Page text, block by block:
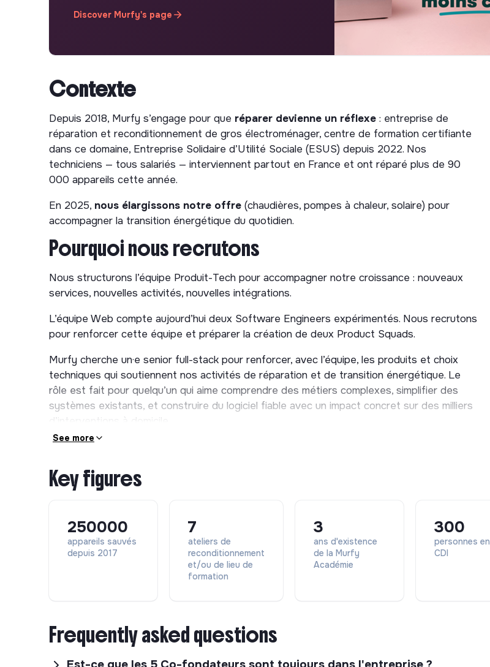
Discover Murfy's page
Contexte
Depuis 2018, Murfy s’engage pour que réparer devienne un réflexe : entreprise de
réparation et reconditionnement de gros électroménager, centre de formation certifiante
dans ce domaine, Entreprise Solidaire d’Utilité Sociale (ESUS) depuis 2022. Nos
techniciens — tous salariés — interviennent partout en France et ont réparé plus de 90
000 appareils cette année.
En 2025, nous élargissons notre offre (chaudières, pompes à chaleur, solaire) pour
accompagner la transition énergétique du quotidien.
Pourquoi nous recrutons
Nous structurons l’équipe Produit-Tech pour accompagner notre croissance : nouveaux
services, nouvelles activités, nouvelles intégrations.
L’équipe Web compte aujourd’hui deux Software Engineers expérimentés. Nous recrutons
pour renforcer cette équipe et préparer la création de deux Product Squads.
Murfy cherche un·e senior full-stack pour renforcer, avec l’équipe, les produits et choix
techniques qui soutiennent nos activités de réparation et de transition énergétique. Le
rôle est fait pour quelqu’un qui aime comprendre des métiers complexes, simplifier des
systèmes existants, et construire du logiciel fiable avec un impact concret sur des milliers
d’interventions à domicile.
Vous rejoindrez une équipe qui connaît ses systèmes, travaille avec exigence, et cherche
Nous ne vous promettons pas la simplicité : notre cœur applicatif a 7 ans. Il est robuste,
L’enjeu n’est pas de tout réécrire, mais de le faire évoluer intelligemment : clarifier les
frontières, simplifier les flux critiques, améliorer la qualité et accompagner les nouveaux
métiers.
Nos produits et systèmes
L’équipe développe les applications qui soutiennent nos activités de services techniques
Nos activités historiques, comme la réparation à domicile, reposent sur des applications
internes. Pour nos nouvelles activités, nous combinons Odoo, applications métier et
See more
Key figures
250000
appareils sauvés
depuis 2017
7
ateliers de
reconditionnement
et/ou de lieu de
formation
3
ans d'existence
de la Murfy
Académie
300
personnes en
CDI
Frequently asked questions